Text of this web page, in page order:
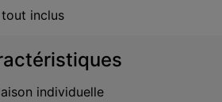
inclus
individuelle